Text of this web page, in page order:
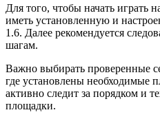
Для того, чтобы начать играть
иметь установленную и
1.6. Далее рекомендуется
шагам.
Важно выбирать проверенные
где установлены необходимые
активно следит за порядком и
площадки.